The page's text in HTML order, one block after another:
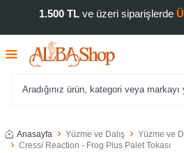
1.500 TLve üzeri siparişlerde
Anasayfa Yüzme ve Dalış
Yüzme ve
Cressi Reaction - Frog Plus Palet Tokası